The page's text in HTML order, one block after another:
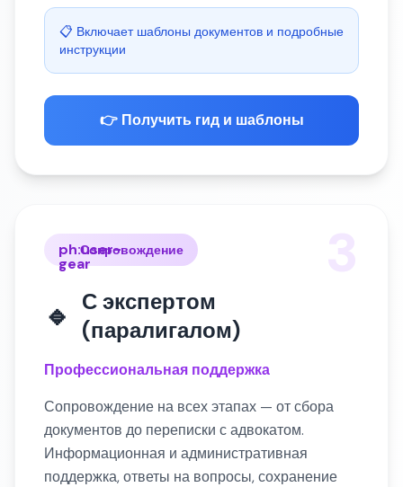
📋 Включает шаблоны документов и подробные
инструкции
👉 Получить гид и шаблоны
ph:user-
gear
Сопровождение
🔹
С экспертом
(паралигалом)
Профессиональная поддержка
Сопровождение на всех этапах — от сбора
документов до переписки с адвокатом.
Информационная и административная
поддержка, ответы на вопросы, сохранение